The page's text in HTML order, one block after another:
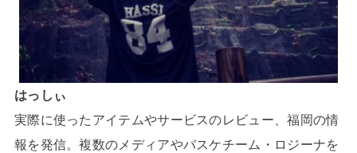
はっしぃ
実際に使ったアイテムやサービスのレビュー、福岡の情
報を発信。複数のメディアやバスケチーム・ロジーナを